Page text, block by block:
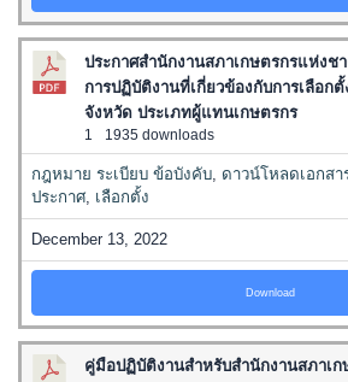
ประกาศสำนักงานสภาเกษตรกรแห่งช
การปฏิบัติงานที่เกี่ยวข้องกับการเลือก
จังหวัด ประเภทผู้แทนเกษตรกร
1 1935 downloads
กฎหมาย ระเบียบ ข้อบังคับ, ดาวน์โหลดเอกสา
ประกาศ, เลือกตั้ง
December 13, 2022
Download
คู่มือปฏิบัติงานสำหรับสำนักงานสภาเ